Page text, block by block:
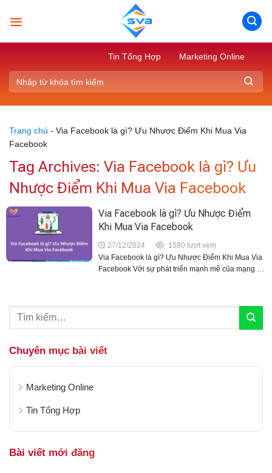
Tin Tổng Hợp Marketing Online
Trang chủ - Via Facebook là gì? Ưu Nhược Điểm Khi Mua Via
Facebook
Tag Archives: Via Facebook là gì? Ưu
Nhược Điểm Khi Mua Via Facebook
Via Facebook là gì? Ưu Nhược Điểm
Khi Mua Via Facebook
27/12/2024
1580 lượt xem
Via Facebook là gì? Ưu Nhược Điểm Khi Mua Via
Facebook Với sự phát triển mạnh mẽ của mạng xã
Chuyên mục bài viết
Marketing Online
Tin Tổng Hợp
Bài viết mới đăng